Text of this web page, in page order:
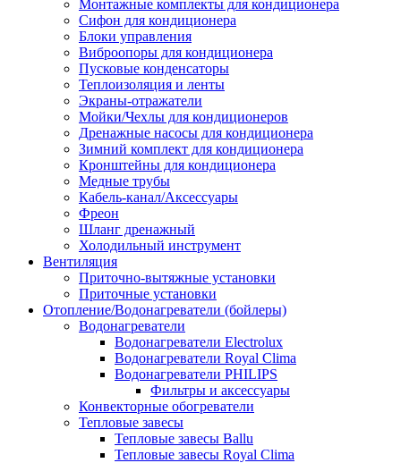
Монтажные комплекты для кондиционера
Сифон для кондиционера
Блоки управления
Виброопоры для кондиционера
Пусковые конденсаторы
Теплоизоляция и ленты
Экраны-отражатели
Мойки/Чехлы для кондиционеров
Дренажные насосы для кондиционера
Зимний комплект для кондиционера
Кронштейны для кондиционера
Медные трубы
Кабель-канал/Аксессуары
Фреон
Шланг дренажный
Холодильный инструмент
Вентиляция
Приточно-вытяжные установки
Приточные установки
Отопление/Водонагреватели (бойлеры)
Водонагреватели
Водонагреватели Electrolux
Водонагреватели Royal Clima
Водонагреватели PHILIPS
Фильтры и аксессуары
Конвекторные обогреватели
Тепловые завесы
Тепловые завесы Ballu
Тепловые завесы Royal Clima